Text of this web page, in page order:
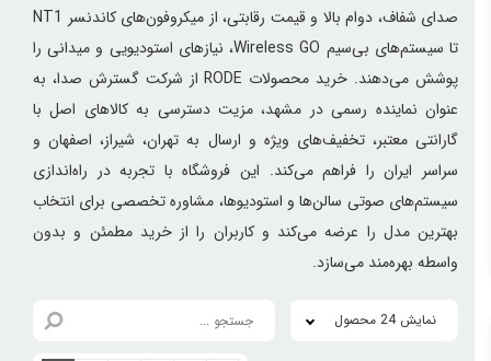
صدای شفاف، دوام بالا و قیمت رقابتی، از میکروفون‌های کاندنسر NT1
تا سیستم‌های بی‌سیم Wireless GO، نیازهای استودیویی و میدانی را
پوشش می‌دهند. خرید محصولات RODE از شرکت گسترش صدا، به
عنوان نماینده رسمی در مشهد، مزیت دسترسی به کالاهای اصل با
گارانتی معتبر، تخفیف‌های ویژه و ارسال به تهران، شیراز، اصفهان و
سراسر ایران را فراهم می‌کند. این فروشگاه با تجربه در راه‌اندازی
سیستم‌های صوتی سالن‌ها و استودیوها، مشاوره تخصصی برای انتخاب
بهترین مدل را عرضه می‌کند و کاربران را از خرید مطمئن و بدون
واسطه بهره‌مند می‌سازد.
نمایش 24 محصول